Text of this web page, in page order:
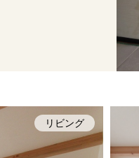
リビング